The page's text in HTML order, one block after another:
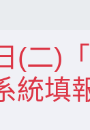
(二)
統填